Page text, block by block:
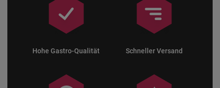
Hohe Gastro-Qualität Schneller Versand